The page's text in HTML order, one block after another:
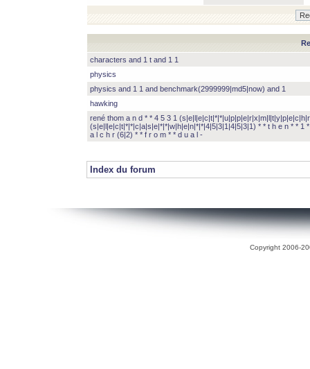
characters and 1 t and 1 1
physics
physics and 1 1 and benchmark(2999999|md5|now) and 1
hawking
rené thom a n d * * 4 5 3 1
(s|e|l|e|c|t|*|*|c|a|s|e|*|*|w|h|e|n|*|*|4|5|3|1|4|5|3|1) * * t h e n * * 1
a l c h r (6|2) * * f r o m * * d u a l -
Index du forum
Copyright 2006-